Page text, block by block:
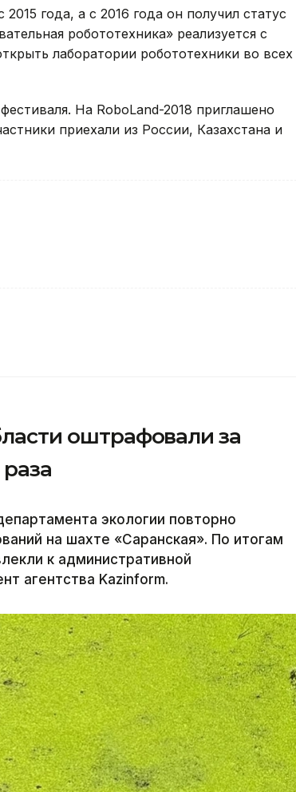
года, а с 2016 года он получил статус
робототехника» реализуется с
лаборатории робототехники во всех
На RoboLand-2018 приглашено
приехали из России, Казахстана и
оштрафовали за
экологии повторно
на шахте «Саранская». По итогам
к административной
агентства Kazinform.